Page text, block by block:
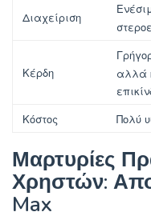
Διαχείριση
Κέρδη
αλλά
Κόστος Πολύ
Μαρτυρίες
Χρηστών:
Max